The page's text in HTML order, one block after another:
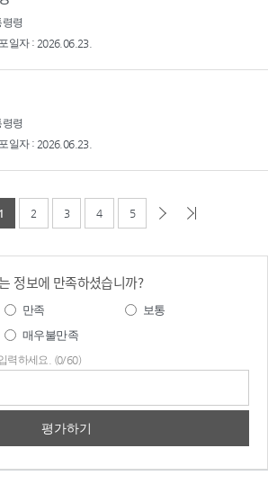
령령
일자 : 2026.06.23.
령령
일자 : 2026.06.23.
1 2 3 4 5
정보에 만족하셨습니까?
만족
보통
매우불만족
력하세요. (0/60)